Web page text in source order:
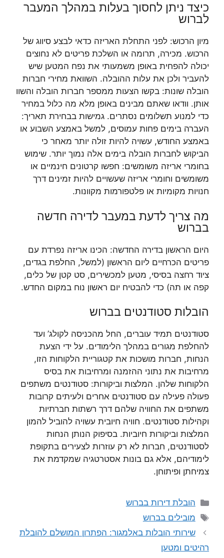
כיצד ניתן לחסוך בעלות במהלך המעבר
לברוש
מיון הרכוש: לפני התחלת האריזה כדאי לבצע סיווג של
הרכוש. מכירה, תרומה או השלכת פריטים לא נחוצים
יכולה להפחית באופן משמעותי את נפח המטען שיש
להעביר ולכן את עלות ההובלה. השוואת מחירי חברות
הובלה שונות: בקשו הצעות ממספר חברות הובלה והשוו
אותן. וודאו שאתם מבינים באופן מלא מה כלול במחיר
כדי למנוע תשלומים נסתרים. גמישות בבחירת תאריך:
העברה בימים פחות עמוסים, למשל באמצע השבוע או
באמצע החודש, עשויה להיות זולה יותר מאחר כי
הביקוש לחברות הובלה בימים אלה נמוך יותר. שימוש
בחומרי אריזה משומשים: חפשו קרטונים חינמיים או
משומשים וחומרי אריזה שעשויים להיות זמינים דרך
חנויות מקומיות או פלטפורמות מקוונות.
מה צריך לדעת במעבר לדירה חדשה
בברוש
היום הראשון בדירה החדשה: הכינו אריזה נפרדת עם
פריטים הכרחיים ליום הראשון (למשל, החלפת בגדים,
ציוד רחצה בסיסי, מטען למכשירים, סט קטן של כלים,
קפה או תה) כדי להבטיח יום ראשון נוח במקום החדש.
הובלות סטודנטים בברוש
סטודנטים תמיד עוברים, החל מהכניסה לקולג’ ועד
להחלפת מגורים במהלך הלימודים. על ידי הצעת
הנחות, חברות מושכות את קטגוריית הלקוחות הזו,
מרחיבות את נתוני ההזמנה ומרחיבות את בסיס
הלקוחות שלהן. המלצות וביקורות: סטודנטים משתפים
פעולה פעילה עם סטודנטים אחרים ולעיתים קרובות
משתפים את החוויה שלהם דרך רשתות חברתיות
וקהילות סטודנטים. חוויה חיובית עשויה להוביל להמון
המלצות וביקורות חיוביות. בסיפוק הנותן הנחות
לסטודנטים, חברות לא רק עוזרות לצעירים בתקופת
לימודיהם, אלא גם בונות אסטרטגיה שמקדמת את
צמיחתן ופיתוחן.
קטגוריות
הובלת דירות בברוש
תגיות
מובילים בברוש
שירותי הובלות באלמגור: הפתרון המושלם להובלת
רהיטים ומטען